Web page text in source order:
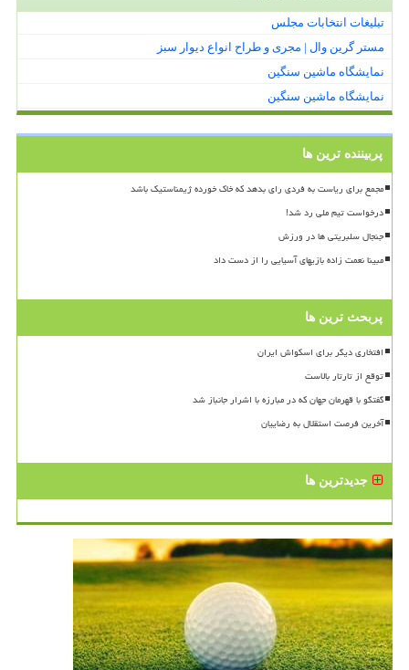
تبلیغات انتخابات مجلس
مستر گرین وال | مجری و طراح انواع دیوار سبز
نمایشگاه ماشین سنگین
نمایشگاه ماشین سنگین
پربیننده ترین ها
مجمع برای ریاست به فردی رای بدهد که خاک خورده ژیمناستیک باشد
درخواست تیم ملی رد شد!
جنجال سلبریتی ها در ورزش
مبینا نعمت زاده بازیهای آسیایی را از دست داد
پربحث ترین ها
افتخاری دیگر برای اسکواش ایران
توقع از تارتار بالاست
گفتگو با قهرمان جهان که در مبارزه با اشرار جانباز شد
آخرین فرصت استقلال به رضاییان
جدیدترین ها